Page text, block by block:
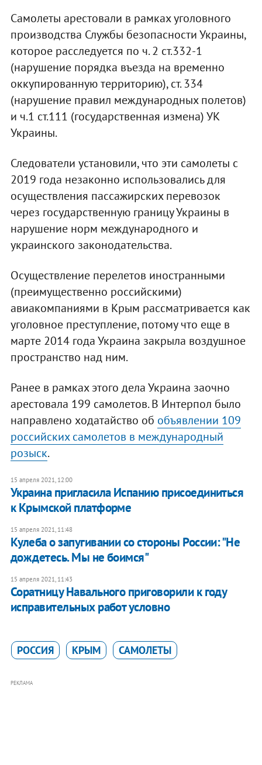
Самолеты арестовали в рамках уголовного
производства Службы безопасности Украины,
которое расследуется по ч. 2 ст.332-1
(нарушение порядка въезда на временно
оккупированную территорию), ст. 334
(нарушение правил международных полетов)
и ч.1 ст.111 (государственная измена) УК
Украины.
Следователи установили, что эти самолеты с
2019 года незаконно использовались для
осуществления пассажирских перевозок
через государственную границу Украины в
нарушение норм международного и
украинского законодательства.
Осуществление перелетов иностранными
(преимущественно российскими)
авиакомпаниями в Крым рассматривается как
уголовное преступление, потому что еще в
марте 2014 года Украина закрыла воздушное
пространство над ним.
Ранее в рамках этого дела Украина заочно
арестовала 199 самолетов. В Интерпол было
направлено ходатайство об объявлении 109
российских самолетов в международный
розыск.
15 апреля 2021, 12:00
Украина пригласила Испанию присоединиться
к Крымской платформе
15 апреля 2021, 11:48
Кулеба о запугивании со стороны России: "Не
дождетесь. Мы не боимся"
15 апреля 2021, 11:43
Соратницу Навального приговорили к году
исправительных работ условно
РОССИЯ КРЫМ САМОЛЕТЫ
РЕКЛАМА